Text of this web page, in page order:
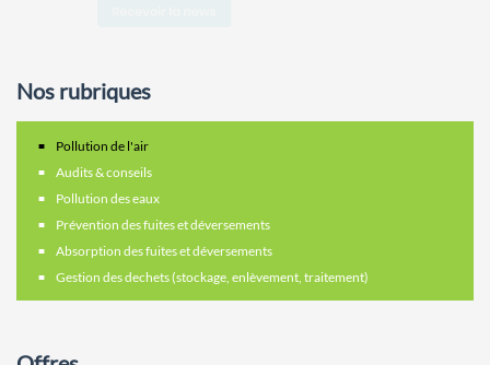
Nos rubriques
Pollution de l'air
Audits & conseils
Pollution des eaux
Prévention des fuites et déversements
Absorption des fuites et déversements
Gestion des dechets (stockage, enlèvement, traitement)